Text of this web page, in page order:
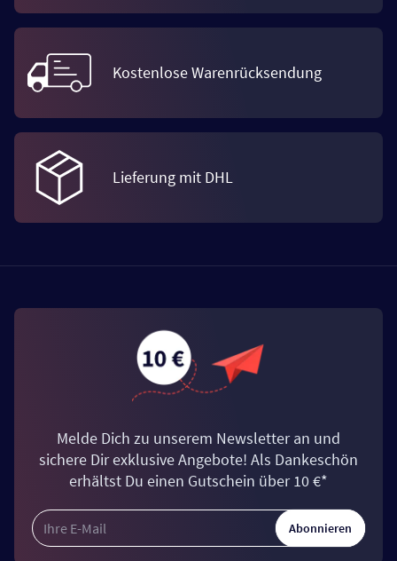
Kostenlose Warenrücksendung
Lieferung mit DHL
Melde Dich zu unserem Newsletter an und
sichere Dir exklusive Angebote! Als Dankeschön
erhältst Du einen Gutschein über 10 €*
Abonnieren